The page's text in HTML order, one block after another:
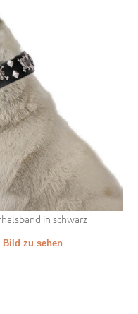
in schwarz
Bild zu sehen